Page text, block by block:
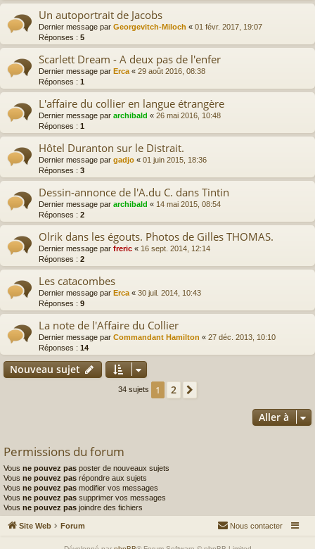
Un autoportrait de Jacobs
Dernier message par Georgevitch-Miloch « 01 févr. 2017, 19:07
Réponses : 5
Scarlett Dream - A deux pas de l'enfer
Dernier message par Erca « 29 août 2016, 08:38
Réponses : 1
L'affaire du collier en langue étrangère
Dernier message par archibald « 26 mai 2016, 10:48
Réponses : 1
Hôtel Duranton sur le Distrait.
Dernier message par gadjo « 01 juin 2015, 18:36
Réponses : 3
Dessin-annonce de l'A.du C. dans Tintin
Dernier message par archibald « 14 mai 2015, 08:54
Réponses : 2
Olrik dans les égouts. Photos de Gilles THOMAS.
Dernier message par freric « 16 sept. 2014, 12:14
Réponses : 2
Les catacombes
Dernier message par Erca « 30 juil. 2014, 10:43
Réponses : 9
La note de l'Affaire du Collier
Dernier message par Commandant Hamilton « 27 déc. 2013, 10:10
Réponses : 14
Nouveau sujet
34 sujets 1 2
Aller à
Permissions du forum
Vous ne pouvez pas poster de nouveaux sujets
Vous ne pouvez pas répondre aux sujets
Vous ne pouvez pas modifier vos messages
Vous ne pouvez pas supprimer vos messages
Vous ne pouvez pas joindre des fichiers
Site Web Forum Nous contacter